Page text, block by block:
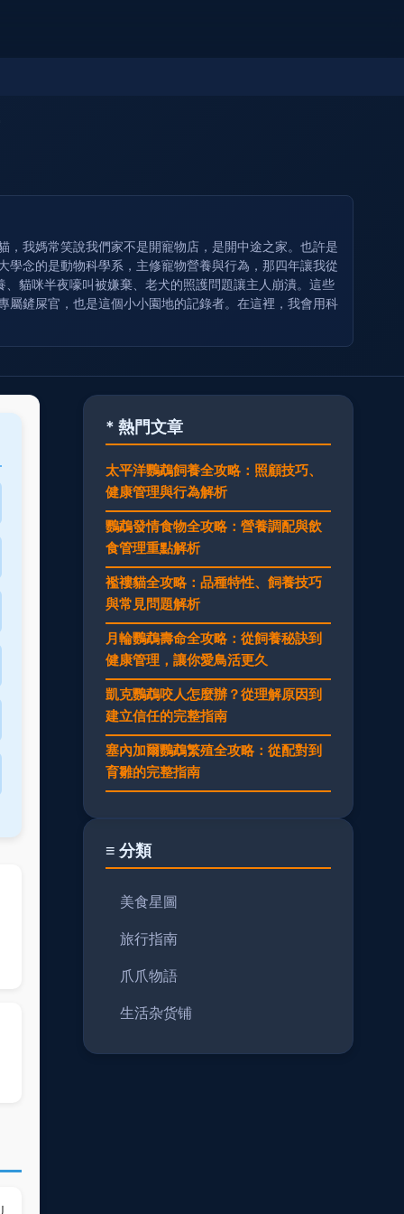
我媽常笑說我們家不是開寵物店，是開中途之家。也許是
念的是動物科學系，主修寵物營養與行為，那四年讓我從
貓咪半夜嚎叫被嫌棄、老犬的照護問題讓主人崩潰。這些
鏟屎官，也是這個小小園地的記錄者。在這裡，我會用科
* 熱門文章
太平洋鸚鵡飼養全攻略：照顧技巧、
健康管理與行為解析
鸚鵡發情食物全攻略：營養調配與飲
食管理重點解析
襤褸貓全攻略：品種特性、飼養技巧
與常見問題解析
月輪鸚鵡壽命全攻略：從飼養秘訣到
健康管理，讓你愛鳥活更久
凱克鸚鵡咬人怎麼辦？從理解原因到
建立信任的完整指南
塞內加爾鸚鵡繁殖全攻略：從配對到
育雛的完整指南
≡ 分類
美食星圖
旅行指南
爪爪物語
生活杂货铺